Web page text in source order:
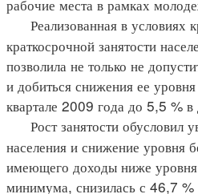
рабочие места в рамках
Реализованная в условиях
краткосрочной занятости
позволила не только не
и добиться снижения ее
квартале 2009 года до 5,5 %
Рост занятости обусловил
населения и снижение уровня
имеющего доходы ниже
минимума, снизилась с 46,7